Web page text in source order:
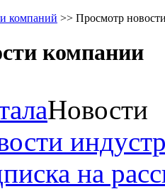
компаний >> Просмотр
компании
Новости
на